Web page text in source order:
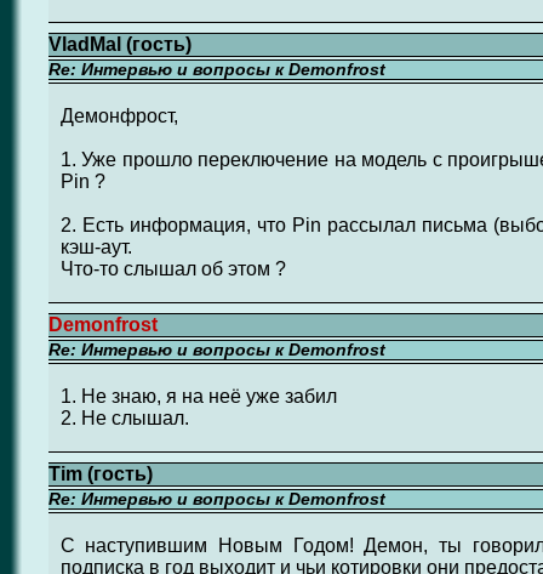
VladMal (гость)
Re: Интервью и вопросы к Demonfrost
Демонфрост,
1. Уже прошло переключение на модель с
Pin ?
2. Есть информация, что Pin рассылал письма
кэш-аут.
Что-то слышал об этом ?
Demonfrost
Re: Интервью и вопросы к Demonfrost
1. Не знаю, я на неё уже забил
2. Не слышал.
Tim (гость)
Re: Интервью и вопросы к Demonfrost
С наступившим Новым Годом! Демон, ты
подписка в год выходит и чьи котировки они